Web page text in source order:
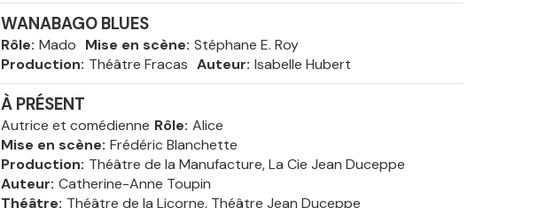
WANABAGO BLUES
Rôle Mado Mise en scène Stéphane E. Roy
Production Théâtre Fracas Auteur Isabelle Hubert
À PRÉSENT
Autrice et comédienne Rôle Alice
Mise en scène Frédéric Blanchette
Production Théâtre de la Manufacture, La Cie Jean Duceppe
Auteur Catherine-Anne Toupin
Théâtre Théâtre de la Licorne, Théâtre Jean Duceppe